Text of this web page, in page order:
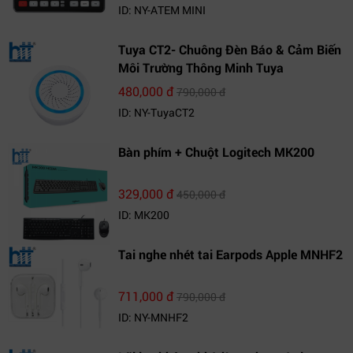
ID: NY-ATEM MINI
Tuya CT2- Chuông Đèn Báo & Cảm Biến
Môi Trường Thông Minh Tuya
480,000 đ790,000 đ
ID: NY-TuyaCT2
Bàn phím + Chuột Logitech MK200
329,000 đ450,000 đ
ID: MK200
Tai nghe nhét tai Earpods Apple MNHF2
711,000 đ790,000 đ
ID: NY-MNHF2